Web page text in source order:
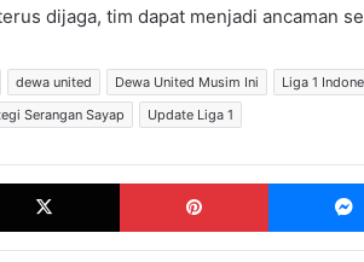
dijaga, tim dapat menjadi ancaman
dewa united Dewa United Musim Ini Liga 1
Serangan Sayap Update Liga 1
X Pinterest